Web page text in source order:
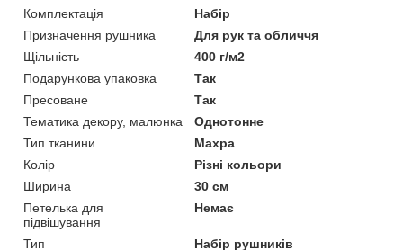
Комплектація
Набір
Призначення рушника
Для рук та обличчя
Щільність
400 г/м2
Подарункова упаковка
Так
Пресоване
Так
Тематика декору, малюнка
Однотонне
Тип тканини
Махра
Колір
Різні кольори
Ширина
30 см
Петелька для
підвішування
Немає
Тип
Набір рушників